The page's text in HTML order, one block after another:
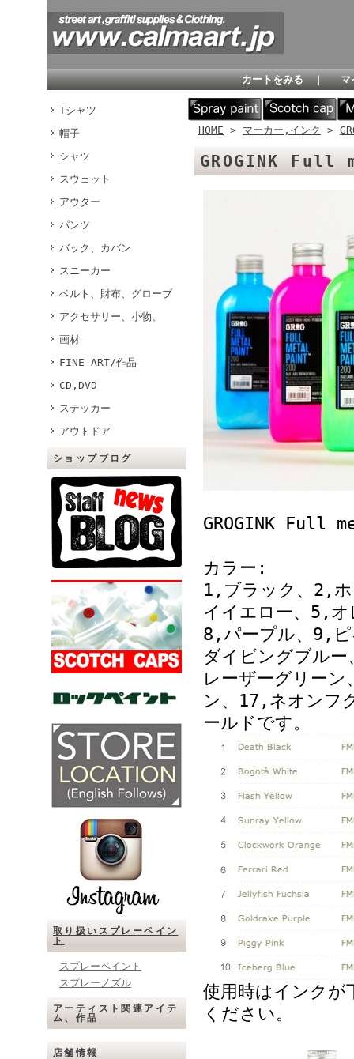
カートをみる ｜ マ
Tシャツ
帽子
シャツ
スウェット
アウター
パンツ
バック、カバン
スニーカー
ベルト、財布、グローブ
アクセサリー、小物、
画材
FINE ART/作品
CD,DVD
ステッカー
アウトドア
ショップブログ
取り扱いスプレーペイン
ト
スプレーペイント
スプレーノズル
アーティスト関連アイテ
ム、作品
店舗情報
HOME > マーカー,インク >
GROGINK Full
GROGINK Full
カラー:
1,ブラック、2,
イイエロー、5,
8,パープル、9,
ダイビングブル
レーザーグリー
ン、17,ネオンフ
ールドです。
使用時はインクが
ください。